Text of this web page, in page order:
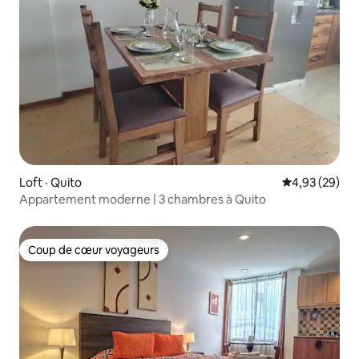
Loft · Quito Note
4,93 (29)
Appartement moderne | 3 chambres à Quito
Coup de cœur voyageurs
Coup de cœur voyageurs